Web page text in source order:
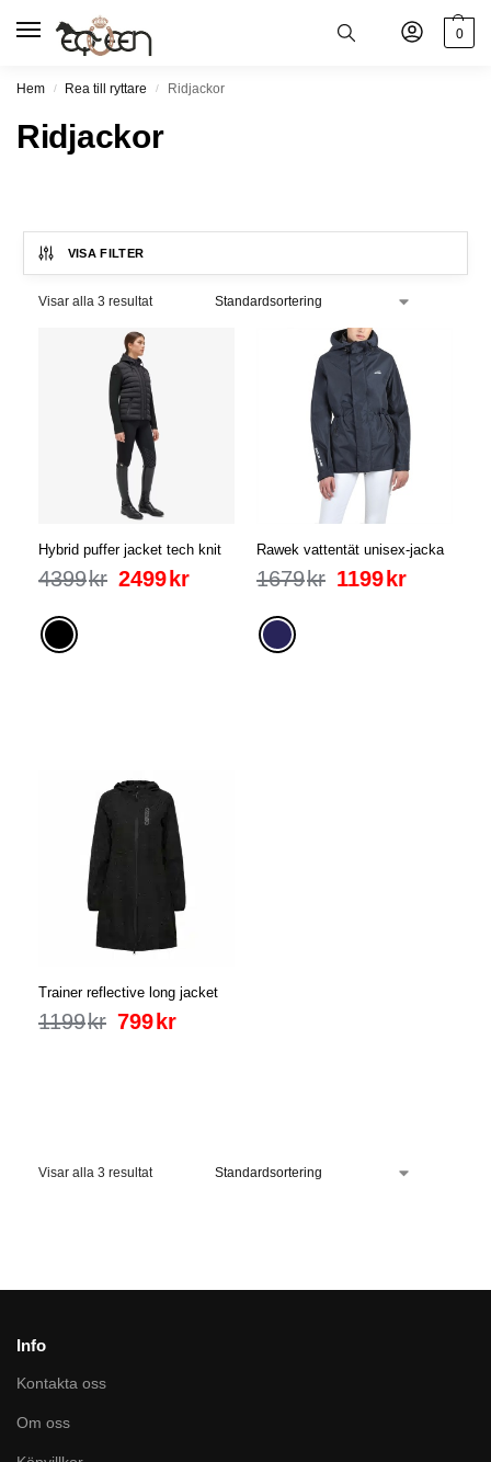
0
Hem / Rea till ryttare / Ridjackor
Ridjackor
VISA FILTER
Visar alla 3 resultat
Hybrid puffer jacket tech knit
4399kr 2499 kr
Rawek vattentät unisex-jacka
1679kr 1199 kr
Trainer reflective long jacket
1199kr 799 kr
Visar alla 3 resultat
Info
Kontakta oss
Om oss